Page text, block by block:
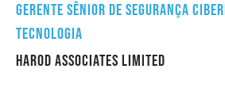
Gerente Sênior de Segurança
Tecnologia
HAROD ASSOCIATES LIMITED